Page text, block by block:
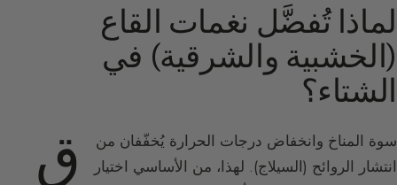
لماذا تُفضَّل نغمات القاع
(الخشبية والشرقية) في
الشتاء؟
ق
سوة المناخ وانخفاض درجات الحرارة يُخفّفان من
انتشار الروائح (السيلاج). لهذا، من الأساسي اختيار